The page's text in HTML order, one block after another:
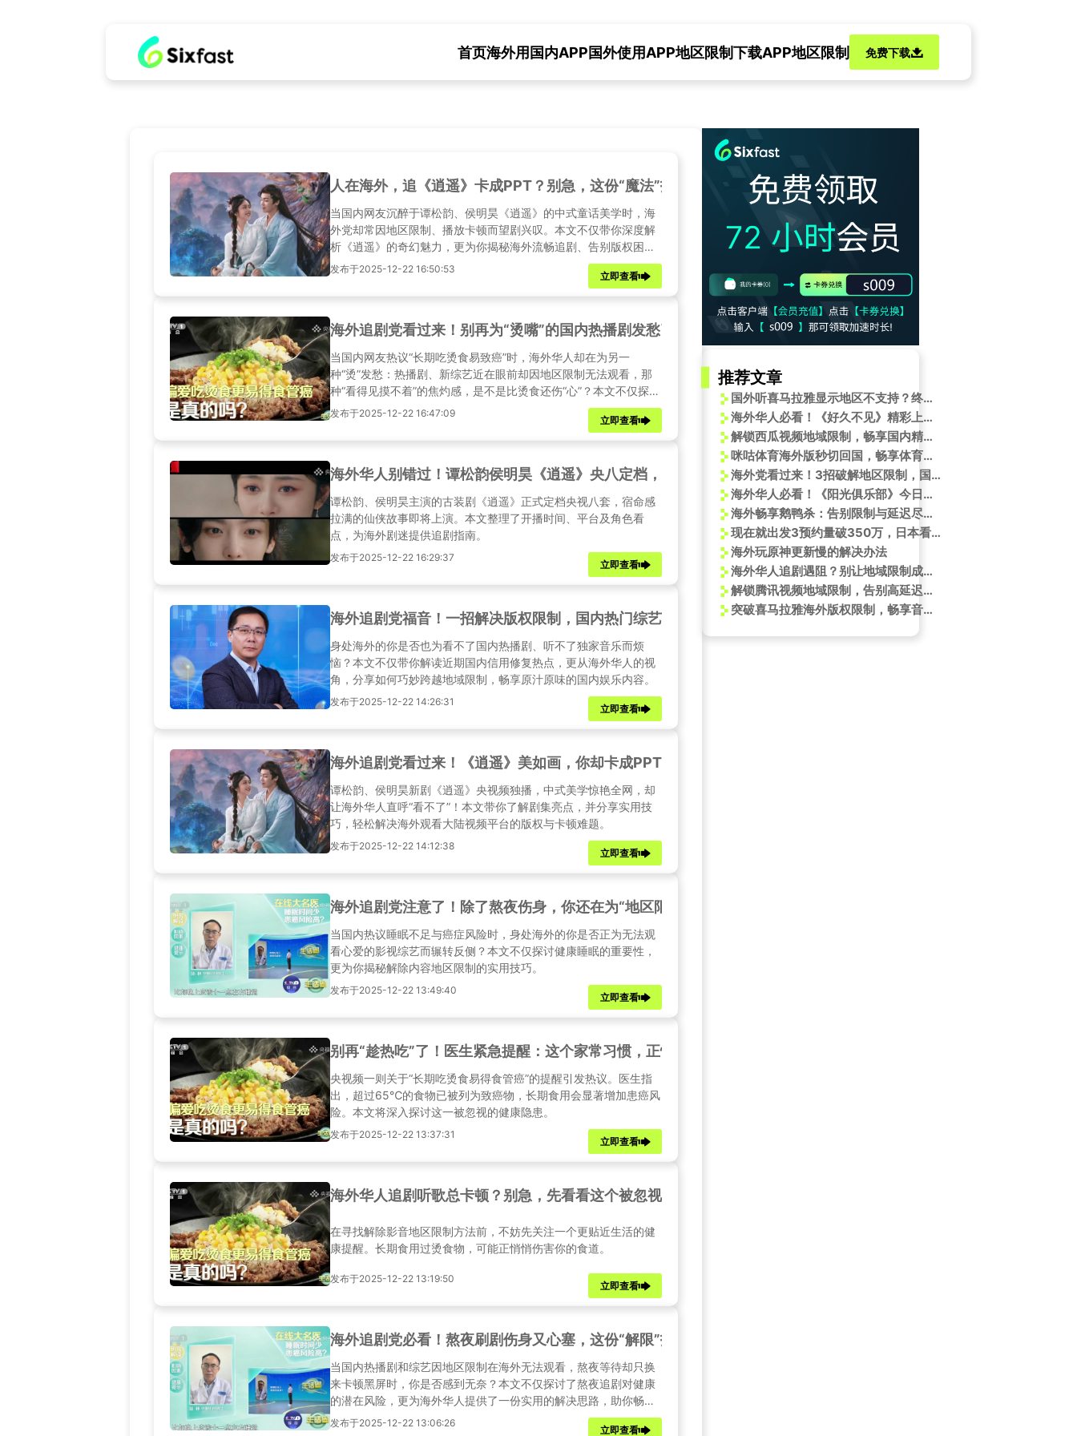
首页海外用国内APP国外使用APP地区限制下载APP地区限制 免费下载
人在海外，追《逍遥》卡成PPT？别急，这份“魔法”指南让你和谭松韵侯明昊零距离！
当国内网友沉醉于谭松韵、侯明昊《逍遥》的中式童话美学时，海
外党却常因地区限制、播放卡顿而望剧兴叹。本文不仅带你深度解
析《逍遥》的奇幻魅力，更为你揭秘海外流畅追剧、告别版权困扰
的实用技巧。
发布于2025-12-22 16:50:53
立即查看
海外追剧党看过来！别再为“烫嘴”的国内热播剧发愁了，这几招让你告别“版权烫伤”
当国内网友热议“长期吃烫食易致癌”时，海外华人却在为另一
种“烫”发愁：热播剧、新综艺近在眼前却因地区限制无法观看，那
种“看得见摸不着”的焦灼感，是不是比烫食还伤“心”？本文不仅探讨
了这种独特的“数字鸿沟”，更为你准备了实用的解决方案。
发布于2025-12-22 16:47:09
立即查看
海外华人别错过！谭松韵侯明昊《逍遥》央八定档，追剧攻略看这里
谭松韵、侯明昊主演的古装剧《逍遥》正式定档央视八套，宿命感
拉满的仙侠故事即将上演。本文整理了开播时间、平台及角色看
点，为海外剧迷提供追剧指南。
发布于2025-12-22 16:29:37
立即查看
海外追剧党福音！一招解决版权限制，国内热门综艺影视随心看
身处海外的你是否也为看不了国内热播剧、听不了独家音乐而烦
恼？本文不仅带你解读近期国内信用修复热点，更从海外华人的视
角，分享如何巧妙跨越地域限制，畅享原汁原味的国内娱乐内容。
发布于2025-12-22 14:26:31
立即查看
海外追剧党看过来！《逍遥》美如画，你却卡成PPT？三招教你解锁央视频
谭松韵、侯明昊新剧《逍遥》央视频独播，中式美学惊艳全网，却
让海外华人直呼“看不了”！本文带你了解剧集亮点，并分享实用技
巧，轻松解决海外观看大陆视频平台的版权与卡顿难题。
发布于2025-12-22 14:12:38
立即查看
海外追剧党注意了！除了熬夜伤身，你还在为“地区限制”失眠吗？
当国内热议睡眠不足与癌症风险时，身处海外的你是否正为无法观
看心爱的影视综艺而辗转反侧？本文不仅探讨健康睡眠的重要性，
更为你揭秘解除内容地区限制的实用技巧。
发布于2025-12-22 13:49:40
立即查看
别再“趁热吃”了！医生紧急提醒：这个家常习惯，正悄悄摧毁你的食道
央视频一则关于“长期吃烫食易得食管癌”的提醒引发热议。医生指
出，超过65℃的食物已被列为致癌物，长期食用会显著增加患癌风
险。本文将深入探讨这一被忽视的健康隐患。
发布于2025-12-22 13:37:31
立即查看
海外华人追剧听歌总卡顿？别急，先看看这个被忽视的健康隐患
在寻找解除影音地区限制方法前，不妨先关注一个更贴近生活的健
康提醒。长期食用过烫食物，可能正悄悄伤害你的食道。
发布于2025-12-22 13:19:50
立即查看
海外追剧党必看！熬夜刷剧伤身又心塞，这份“解限”指南让你告别卡顿与黑屏
当国内热播剧和综艺因地区限制在海外无法观看，熬夜等待却只换
来卡顿黑屏时，你是否感到无奈？本文不仅探讨了熬夜追剧对健康
的潜在风险，更为海外华人提供了一份实用的解决思路，助你畅享
影音娱乐。
发布于2025-12-22 13:06:26
立即查看
推荐文章
国外听喜马拉雅显示地区不支持？终极解决方案！
海外华人必看！《好久不见》精彩上线，教你如何突破地域限制追剧无压力
解锁西瓜视频地域限制，畅享国内精彩内容！
咪咕体育海外版秒切回国，畅享体育盛宴！
海外党看过来！3招破解地区限制，国内热门综艺影视随心看
海外华人必看！《阳光俱乐部》今日上映，独家幕后故事大揭秘
海外畅享鹅鸭杀：告别限制与延迟尽享娱乐盛宴
现在就出发3预约量破350万，日本看腾讯视频画面不流畅怎么办？
海外玩原神更新慢的解决办法
海外华人追剧遇阻？别让地域限制成为你与国内精彩内容的隔阂
解锁腾讯视频地域限制，告别高延迟畅享丝滑观影体验
突破喜马拉雅海外版权限制，畅享音频盛宴